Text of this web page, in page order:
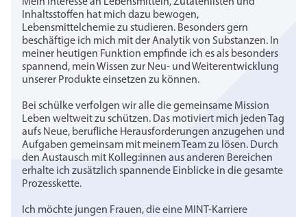
Inhaltsstoffen hat mich dazu bewogen,
Lebensmittelchemie zu studieren. Besonders gern
beschäftige ich mich mit der Analytik von Substanzen. In
meiner heutigen Funktion empfinde ich es als besonders
spannend, mein Wissen zur Neu- und Weiterentwicklung
unserer Produkte einsetzen zu können.
Bei schülke verfolgen wir alle die gemeinsame Mission
Leben weltweit zu schützen. Das motiviert mich jeden Tag
aufs Neue, berufliche Herausforderungen anzugehen und
Aufgaben gemeinsam mit meinem Team zu lösen. Durch
den Austausch mit Kolleg:innen aus anderen Bereichen
erhalte ich zusätzlich spannende Einblicke in die gesamte
Prozesskette.
Ich möchte jungen Frauen, die eine MINT-Karriere